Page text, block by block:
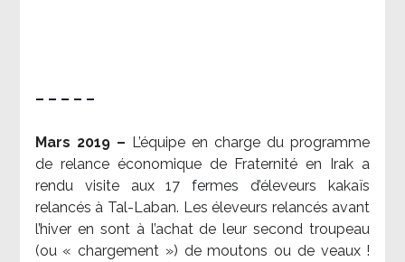
– – – – –
Mars 2019 – L’équipe en charge du programme
de relance économique de Fraternité en Irak a
rendu visite aux 17 fermes d’éleveurs kakaïs
relancés à Tal-Laban. Les éleveurs relancés avant
l’hiver en sont à l’achat de leur second troupeau
(ou « chargement ») de moutons ou de veaux !